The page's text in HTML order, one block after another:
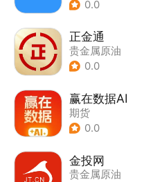
0.0
正金通
贵金属原油
0.0
赢在数据AI
期货
0.0
金投网
贵金属原油